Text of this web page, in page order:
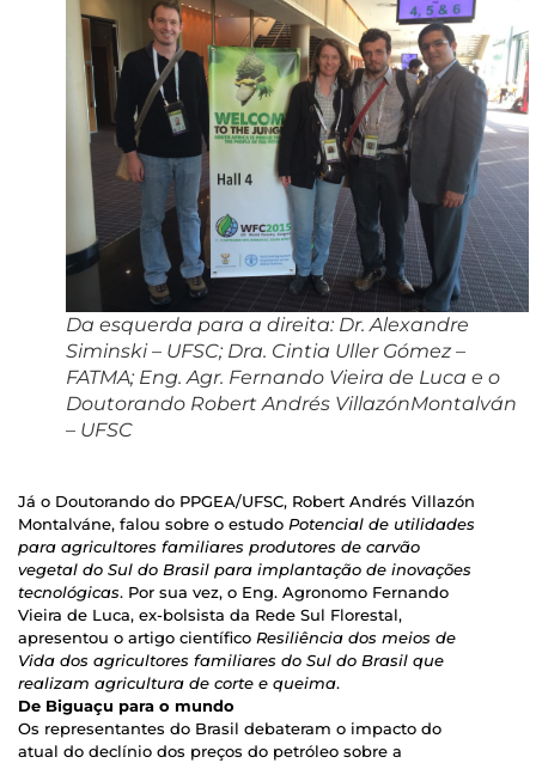
Da esquerda para a direita: Dr. Alexandre
Siminski – UFSC; Dra. Cintia Uller Gómez –
FATMA; Eng. Agr. Fernando Vieira de Luca e o
Doutorando Robert Andrés VillazónMontalván
– UFSC
Já o Doutorando do PPGEA/UFSC, Robert Andrés Villazón
Montalváne, falou sobre o estudo Potencial de utilidades
para agricultores familiares produtores de carvão
vegetal do Sul do Brasil para implantação de inovações
tecnológicas. Por sua vez, o Eng. Agronomo Fernando
Vieira de Luca, ex-bolsista da Rede Sul Florestal,
apresentou o artigo científico Resiliência dos meios de
Vida dos agricultores familiares do Sul do Brasil que
realizam agricultura de corte e queima.
De Biguaçu para o mundo
Os representantes do Brasil debateram o impacto do
atual do declínio dos preços do petróleo sobre a